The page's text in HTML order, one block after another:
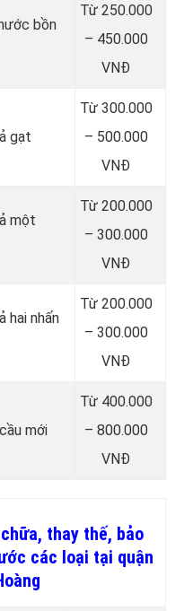
bồn
Từ 250.000
– 450.000
VNĐ
gạt
Từ 300.000
– 500.000
VNĐ
một
Từ 200.000
– 300.000
VNĐ
hai nhấn
Từ 200.000
– 300.000
VNĐ
mới
Từ 400.000
– 800.000
VNĐ
thay thế, bảo
các loại tại quận